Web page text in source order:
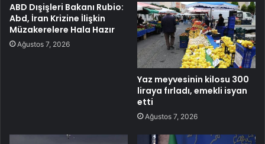
ABD Dışişleri Bakanı Rubio:
Abd, İran Krizine İlişkin
Müzakerelere Hala Hazır
Ağustos 7, 2026
Yaz meyvesinin kilosu 300
liraya fırladı, emekli isyan
etti
Ağustos 7, 2026